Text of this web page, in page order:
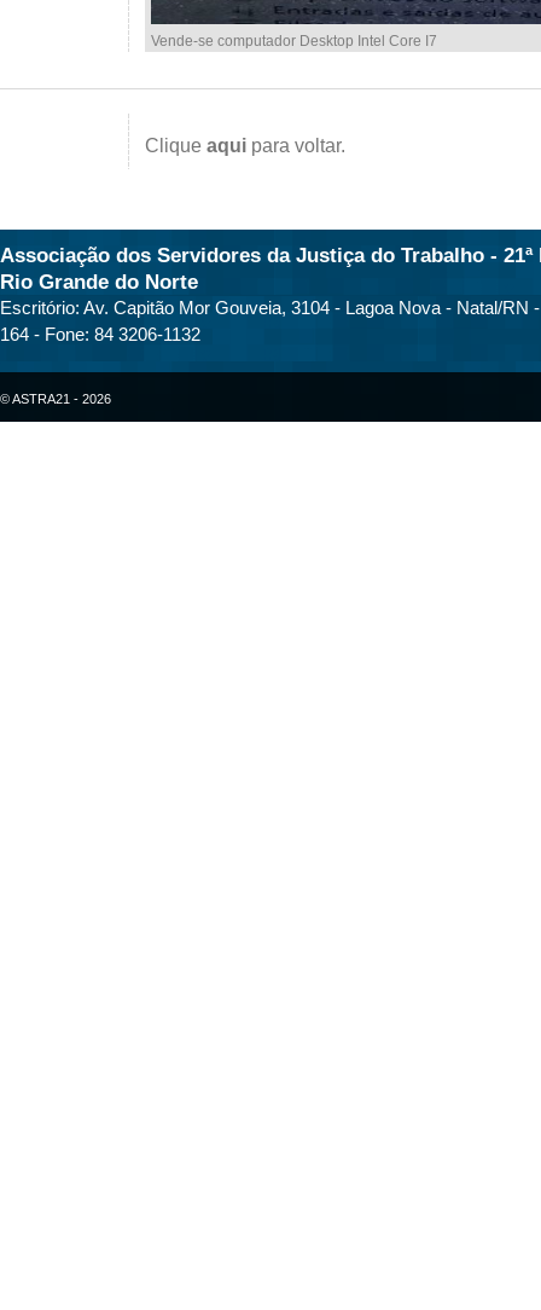
Vende-se computador Desktop Intel Core I7
Clique aqui para voltar.
Associação dos Servidores da Justiça do Trabalho - 21ª
Rio Grande do Norte
Escritório: Av. Capitão Mor Gouveia, 3104 - Lagoa Nova - Natal/RN
164 - Fone: 84 3206-1132
© ASTRA21 - 2026